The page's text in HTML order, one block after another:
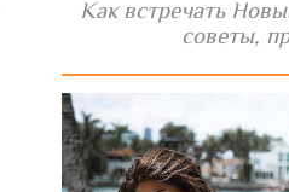
Как встречать
советы,